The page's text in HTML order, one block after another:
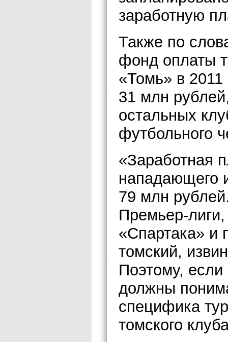
заработную
Также по
фонд оплаты
«Томь» в
31 млн
остальных
футбольного
«Заработная
нападающего
79 млн
Премьер-
«Спартака» и
томский,
Поэтому, если
должны
специфика
томского